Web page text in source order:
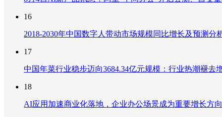
16
2018-2030年中国数字人带动市场规模同比增长及预测
17
中国年菜行业稳步迈向3684.34亿元规模：行业热潮褪
18
AI应用加速商业化落地，企业办公场景成为重要增长方向